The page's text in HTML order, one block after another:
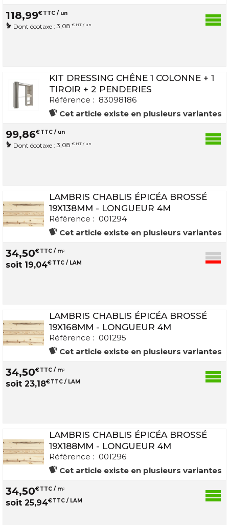
118,99€TTC / un
Dont écotaxe : 3,08 € HT / un
KIT DRESSING CHÊNE 1 COLONNE + 1
TIROIR + 2 PENDERIES
Référence : 83098186
Cet article existe en plusieurs variantes
99,86€TTC / un
Dont écotaxe : 3,08 € HT / un
LAMBRIS CHABLIS ÉPICÉA BROSSÉ
19X138MM - LONGUEUR 4M
Référence : 001294
Cet article existe en plusieurs variantes
34,50€TTC / m2
soit 19,04€TTC / LAM
LAMBRIS CHABLIS ÉPICÉA BROSSÉ
19X168MM - LONGUEUR 4M
Référence : 001295
Cet article existe en plusieurs variantes
34,50€TTC / m2
soit 23,18€TTC / LAM
LAMBRIS CHABLIS ÉPICÉA BROSSÉ
19X188MM - LONGUEUR 4M
Référence : 001296
Cet article existe en plusieurs variantes
34,50€TTC / m2
soit 25,94€TTC / LAM